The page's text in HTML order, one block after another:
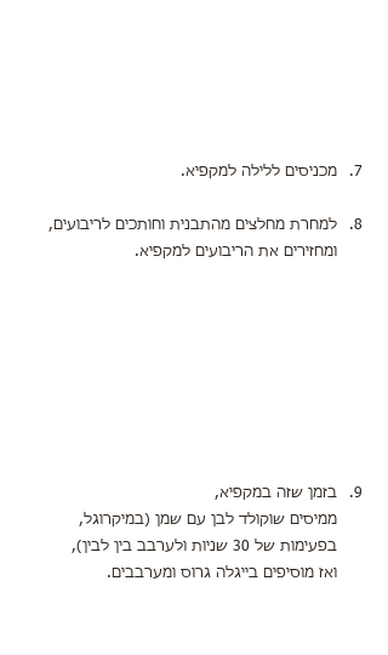
מכניסים ללילה למקפיא.
למחרת מחלצים מהתבנית וחותכים לריבועים,
ומחזירים את הריבועים למקפיא.
בזמן שזה במקפיא,
ממיסים שוקולד לבן עם שמן (במיקרוגל,
בפעימות של 30 שניות ולערבב בין לבין),
ואז מוסיפים בייגלה גרוס ומערבבים.